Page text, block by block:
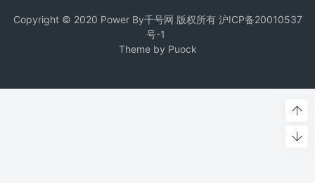
Copyright © 2020 Power By千号网 版权所有 沪ICP备20010537
号-1
Theme by Puock